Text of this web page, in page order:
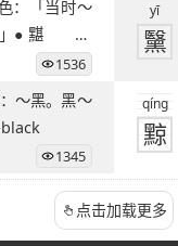
」● 黮 sh
1536
yī
黳
1345
qíng
黥
点击加载更多